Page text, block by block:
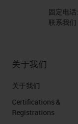
固定电话:
联系我们
关于我们
关于我们
Certifications &
Registrations